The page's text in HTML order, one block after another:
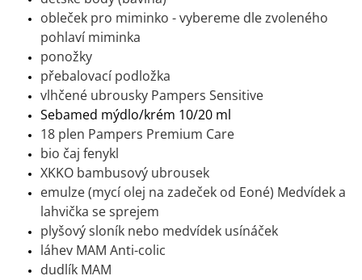
obleček pro miminko - vybereme dle zvoleného
pohlaví miminka
ponožky
přebalovací podložka
vlhčené ubrousky Pampers Sensitive
Sebamed mýdlo/krém 10/20 ml
18 plen Pampers Premium Care
bio čaj fenykl
XKKO bambusový ubrousek
emulze (mycí olej na zadeček od Eoné) Medvídek a
lahvička se sprejem
plyšový sloník nebo medvídek usínáček
láhev MAM Anti-colic
dudlík MAM